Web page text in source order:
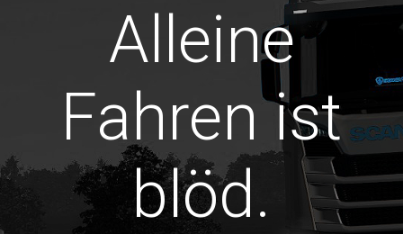
Alleine
Fahren ist
blöd.